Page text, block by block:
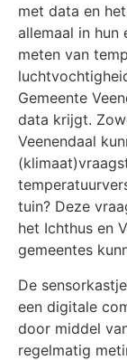
met data en
allemaal in hun
meten van
Gemeente
data krijgt.
Veenendaal
tuin? Deze
het Ichthus en
gemeentes
De
een digitale
door middel
regelmatig